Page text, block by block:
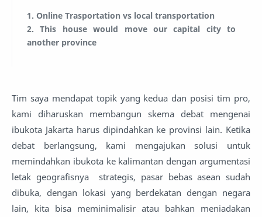
1. Online Trasportation vs local transportation
2. This house would move our capital city to
another province
Tim saya mendapat topik yang kedua dan posisi tim pro,
kami diharuskan membangun skema debat mengenai
ibukota Jakarta harus dipindahkan ke provinsi lain. Ketika
debat berlangsung, kami mengajukan solusi untuk
memindahkan ibukota ke kalimantan dengan argumentasi
letak geografisnya strategis, pasar bebas asean sudah
dibuka, dengan lokasi yang berdekatan dengan negara
lain, kita bisa meminimalisir atau bahkan meniadakan